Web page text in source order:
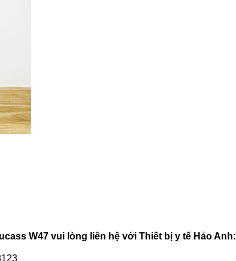
W47 vui lòng liên hệ với Thiết bị y tế Hảo Anh: